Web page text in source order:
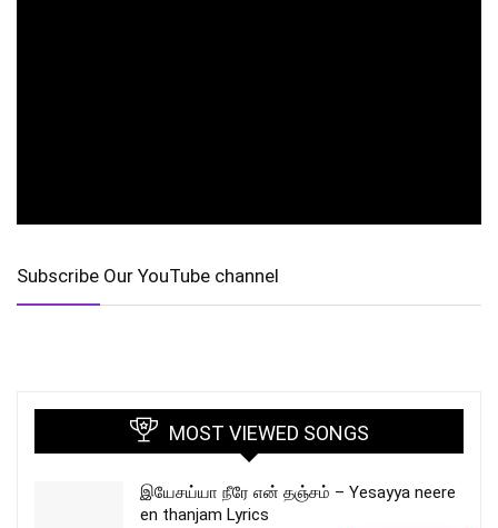
Subscribe Our YouTube channel
MOST VIEWED SONGS
இயேசய்யா நீரே என் தஞ்சம் – Yesayya neere
en thanjam Lyrics